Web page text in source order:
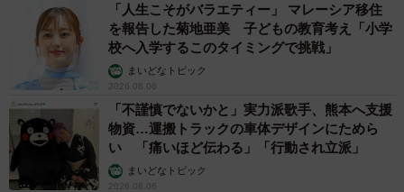
「人生こそがバラエティー」 マレーシア移住
を報告した菊地亜美 子どもの教育考え「小学
校へ入学するこのタイミングで挑戦」
まいどなトピック
2026.08.06
「不謹慎でないかと」実力派歌手、熊本へ支援
物資…運搬トラックの車体デザインにためら
い 「痛いほど伝わる」「行動され立派」
まいどなトピック
2026.08.06